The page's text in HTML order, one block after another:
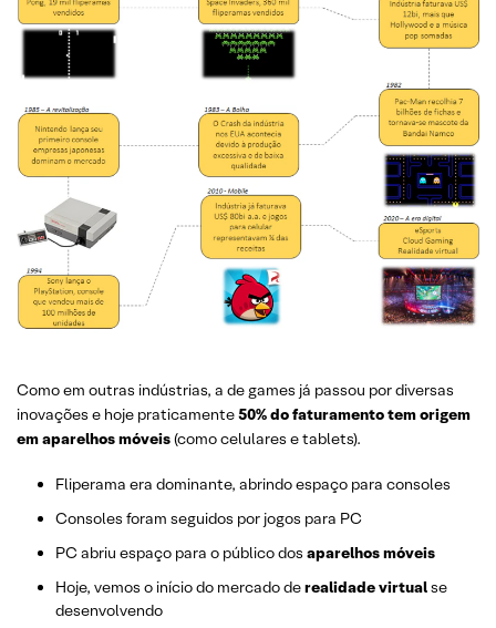
Como em outras indústrias, a de games já passou por diversas
inovações e hoje praticamente50% do faturamento tem origem
em aparelhos móveis(como celulares e tablets).
Fliperama era dominante, abrindo espaço para consoles
Consoles foram seguidos por jogos para PC
PC abriu espaço para o público dos aparelhos móveis
Hoje, vemos o início do mercado derealidade virtualse
desenvolvendo